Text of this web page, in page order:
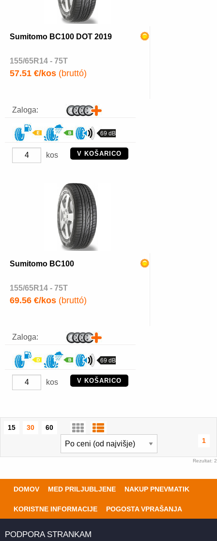
Sumitomo BC100 DOT 2019
155/65R14 - 75T
57.51 €/kos (bruttó)
Zaloga:
69 dB
kos V KOŠARICO
Sumitomo BC100
155/65R14 - 75T
69.56 €/kos (bruttó)
Zaloga:
69 dB
kos V KOŠARICO
15 30
60
1
Rezultat: 2
DOMOV MED PRILJUBLJENE NAKUP PNEVMATIK
KORISTNE INFORMACIJE POGOSTA VPRAŠANJA
PODPORA STRANKAM